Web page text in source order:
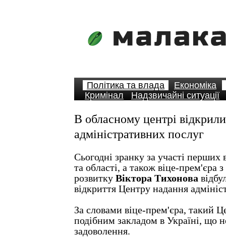
Політика та влада
Економіка
Кримінал
Надзвичайні ситуації
В обласному центрі
адміністративних послуг
Сьогодні зранку за участі перших
та області, а також віце-прем'єра
розвитку Віктора Тихонова
відкриття Центру надання
За словами віце-прем'єра, такий
подібним закладом в Україні, що
задоволення.